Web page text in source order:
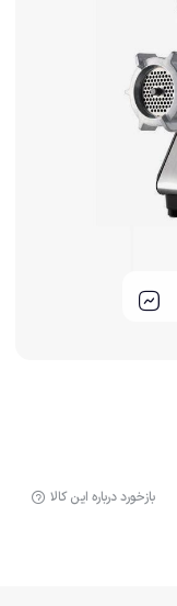
لوازم پخت و پز
بازخورد درباره این کالا